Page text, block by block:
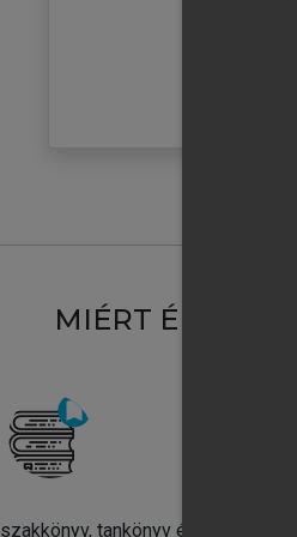
MIÉRT
szakkönyv, tankönyv és